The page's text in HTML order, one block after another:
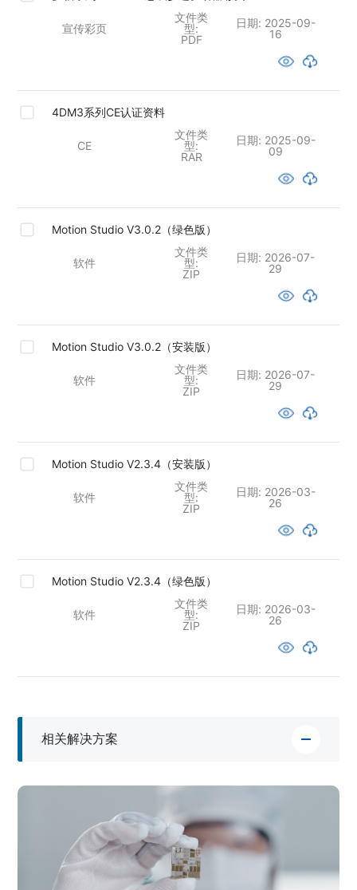
宣传彩页
文件类
型:
PDF
日期: 2025-09-
16
4DM3系列CE认证资料
CE
文件类
型:
RAR
日期: 2025-09-
09
Motion Studio V3.0.2（绿色版）
软件
文件类
型:
ZIP
日期: 2026-07-
29
Motion Studio V3.0.2（安装版）
软件
文件类
型:
ZIP
日期: 2026-07-
29
Motion Studio V2.3.4（安装版）
软件
文件类
型:
ZIP
日期: 2026-03-
26
Motion Studio V2.3.4（绿色版）
软件
文件类
型:
ZIP
日期: 2026-03-
26
相关解决方案